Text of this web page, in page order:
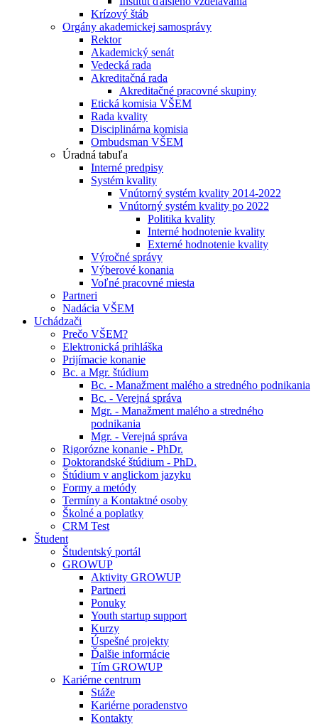
Krízový štáb
Orgány akademickej samosprávy
Rektor
Akademický senát
Vedecká rada
Akreditačná rada
Akreditačné pracovné skupiny
Etická komisia VŠEM
Rada kvality
Disciplinárna komisia
Ombudsman VŠEM
Úradná tabuľa
Interné predpisy
Systém kvality
Vnútorný systém kvality 2014-2022
Vnútorný systém kvality po 2022
Politika kvality
Interné hodnotenie kvality
Externé hodnotenie kvality
Výročné správy
Výberové konania
Voľné pracovné miesta
Partneri
Nadácia VŠEM
Uchádzači
Prečo VŠEM?
Elektronická prihláška
Prijímacie konanie
Bc. a Mgr. štúdium
Bc. - Manažment malého a stredného podnikania
Bc. - Verejná správa
Mgr. - Manažment malého a stredného
podnikania
Mgr. - Verejná správa
Rigorózne konanie - PhDr.
Doktorandské štúdium - PhD.
Štúdium v anglickom jazyku
Formy a metódy
Termíny a Kontaktné osoby
Školné a poplatky
CRM Test
Študent
Študentský portál
GROWUP
Aktivity GROWUP
Partneri
Ponuky
Youth startup support
Kurzy
Úspešné projekty
Ďalšie informácie
Tím GROWUP
Kariérne centrum
Stáže
Kariérne poradenstvo
Kontakty